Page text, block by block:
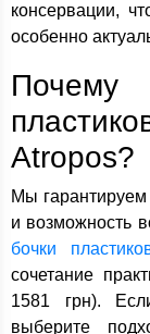
консервации,
особенно
Atropos?
Мы гарантируем
и возможность
бочки
сочетание
1581 грн).
выберите